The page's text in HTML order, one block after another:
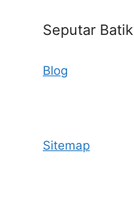
Seputar Batik
Blog
Sitemap